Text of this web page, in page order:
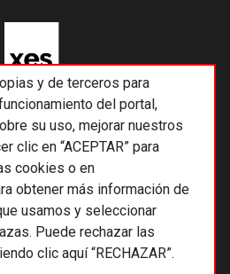
y de terceros para
del portal,
su uso, mejorar nuestros
clic en “ACEPTAR” para
cookies o en
obtener más información de
usamos y seleccionar
Puede rechazar las
clic aquí “RECHAZAR”.
económicas SCCL